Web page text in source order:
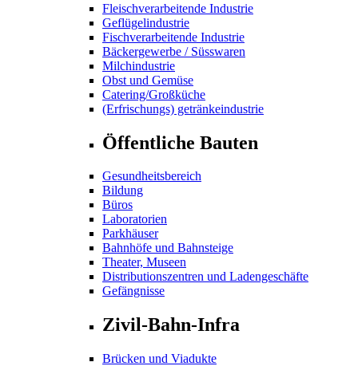
Fleischverarbeitende Industrie
Geflügelindustrie
Fischverarbeitende Industrie
Bäckergewerbe / Süsswaren
Milchindustrie
Obst und Gemüse
Catering/Großküche
(Erfrischungs) getränkeindustrie
Öffentliche Bauten
Gesundheitsbereich
Bildung
Büros
Laboratorien
Parkhäuser
Bahnhöfe und Bahnsteige
Theater, Museen
Distributionszentren und Ladengeschäfte
Gefängnisse
Zivil-Bahn-Infra
Brücken und Viadukte